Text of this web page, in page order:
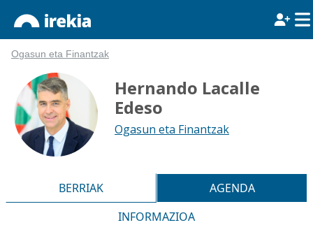
Ogasun eta Finantzak
Hernando Lacalle
Edeso
Ogasun eta Finantzak
BERRIAK
AGENDA
INFORMAZIOA